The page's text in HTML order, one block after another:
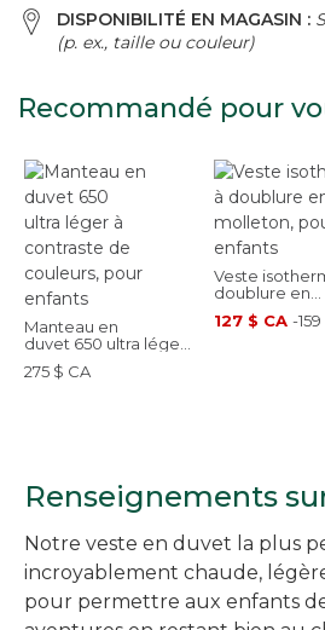
DISPONIBILITÉ EN MAGASIN :
(p. ex., taille ou couleur)
Recommandé pour
Manteau en
duvet 650 ultra léger
à contraste de
couleurs, pour
275 $ CA
Veste
doublure en
molleton, pour
enfants
127 $ CA -
Renseignements
Notre veste en duvet la plus
incroyablement chaude,
pour permettre aux enfants